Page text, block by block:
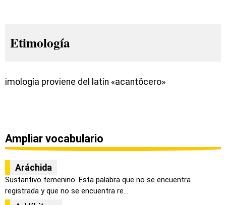
Etimología
imología proviene del latín «acantŏcero»
Ampliar vocabulario
Aráchida
Sustantivo femenino. Esta palabra que no se encuentra
registrada y que no se encuentra re...